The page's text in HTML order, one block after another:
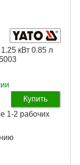
кВт 0.85 л
Купить
1-2 рабочих